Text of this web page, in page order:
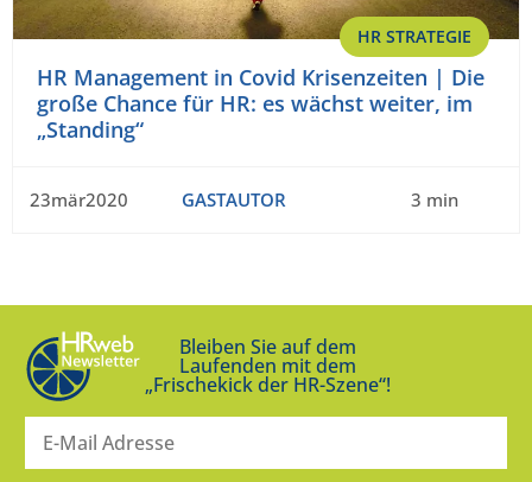
HR STRATEGIE
HR Management in Covid Krisenzeiten | Die
große Chance für HR: es wächst weiter, im
„Standing“
23mär2020 GASTAUTOR 3 min
Bleiben Sie auf dem
Laufenden mit dem
„Frischekick der HR-Szene“!